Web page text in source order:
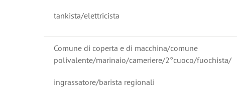
tankista/elettricista
Comune di coperta e di macchina/comune
polivalente/marinaio/cameriere/2°cuoco/fuochista/
ingrassatore/barista regionali